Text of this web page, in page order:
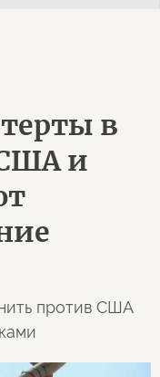
в
и
против США